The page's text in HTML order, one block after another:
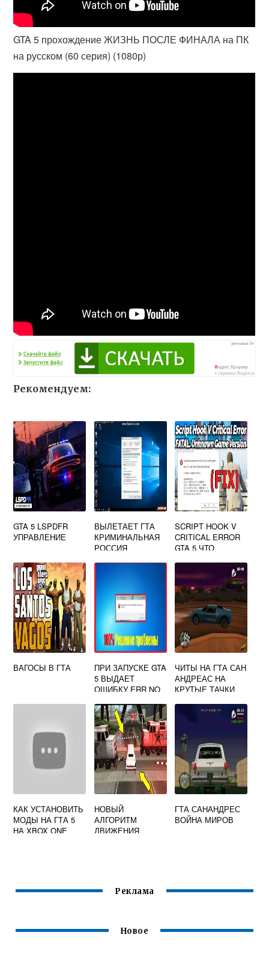
GTA 5 прохождение ЖИЗНЬ ПОСЛЕ ФИНАЛА на ПК
на русском (60 серия) (1080р)
Рекомендуем:
GTA 5 LSPDFR
УПРАВЛЕНИЕ
ВЫЛЕТАЕТ ГТА
КРИМИНАЛЬНАЯ
РОССИЯ
SCRIPT HOOK V
CRITICAL ERROR
GTA 5 ЧТО
ВАГОСЫ В ГТА
ПРИ ЗАПУСКЕ GTA
5 ВЫДАЕТ
ОШИБКУ ERR NO
ЧИТЫ НА ГТА САН
АНДРЕАС НА
КРУТЫЕ ТАЧКИ
КАК УСТАНОВИТЬ
МОДЫ НА ГТА 5
НА XBOX ONE
НОВЫЙ
АЛГОРИТМ
ДВИЖЕНИЯ
ГТА САНАНДРЕС
ВОЙНА МИРОВ
Реклама
Новое